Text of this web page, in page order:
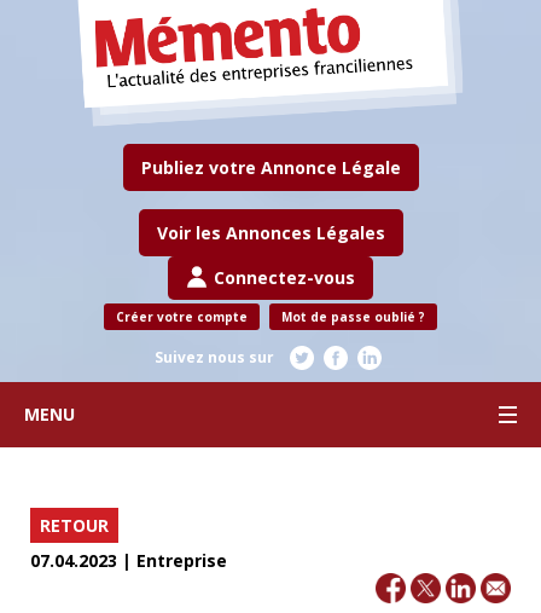
Publiez votre Annonce Légale
Voir les Annonces Légales
Connectez-vous
Créer votre compte Mot de passe oublié ?
Suivez nous sur
MENU
RETOUR
07.04.2023 | Entreprise